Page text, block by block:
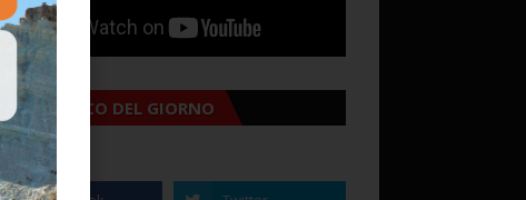
ALMANACCO DEL GIORNO